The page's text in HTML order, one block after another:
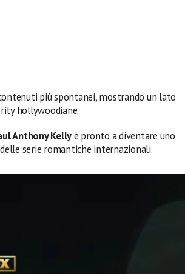
più spontanei, mostrando un lato
hollywoodiane.
Anthony Kellyè pronto a diventare uno
serie romantiche internazionali.